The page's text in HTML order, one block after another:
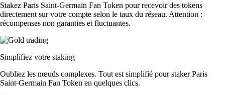
Stakez Paris Saint-Germain Fan Token pour recevoir des tokens
directement sur votre compte selon le taux du réseau. Attention :
récompenses non garanties et fluctuantes.
Simplifiez votre staking
Oubliez les nœuds complexes. Tout est simplifié pour staker Paris
Saint-Germain Fan Token en quelques clics.